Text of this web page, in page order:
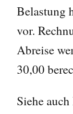
Belastung
vor.
Abreise
30,00
Siehe